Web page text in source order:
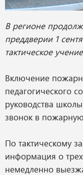
В регионе
преддверии 1
тактическое
Включение
педагогического
руководства
звонок в
По тактическому
информация о
немедленно